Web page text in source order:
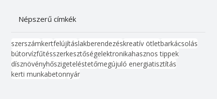
Népszerű címkék
szerszámkertfelújításlakberendezéskreatív ötletbarkácsolás
bútorvízfűtésszerkesztőségelektronikahasznos tippek
dísznövényhőszigeteléstetőmegújuló energiatisztítás
kerti munkabetonnyár